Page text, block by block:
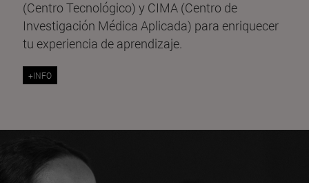
(Centro Tecnológico) y CIMA (Centro de
Investigación Médica Aplicada) para enriquecer
tu experiencia de aprendizaje.
+INFO